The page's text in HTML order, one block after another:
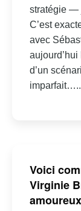
stratégie —
C’est
avec
d’un
Voici
Virginie